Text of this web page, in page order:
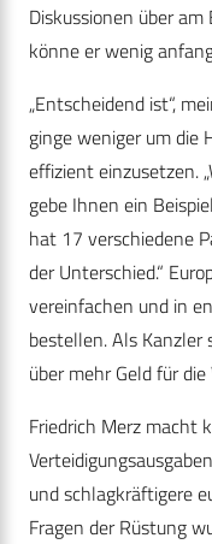
Diskussionen über
könne er wenig
„Entscheidend ist“,
ginge weniger um die
effizient einzusetzen.
gebe Ihnen ein
hat 17 verschiedene
der Unterschied.“
vereinfachen und in
bestellen. Als Kanzler
über mehr Geld für die
Friedrich Merz macht
und schlagkräftigere
Fragen der Rüstung